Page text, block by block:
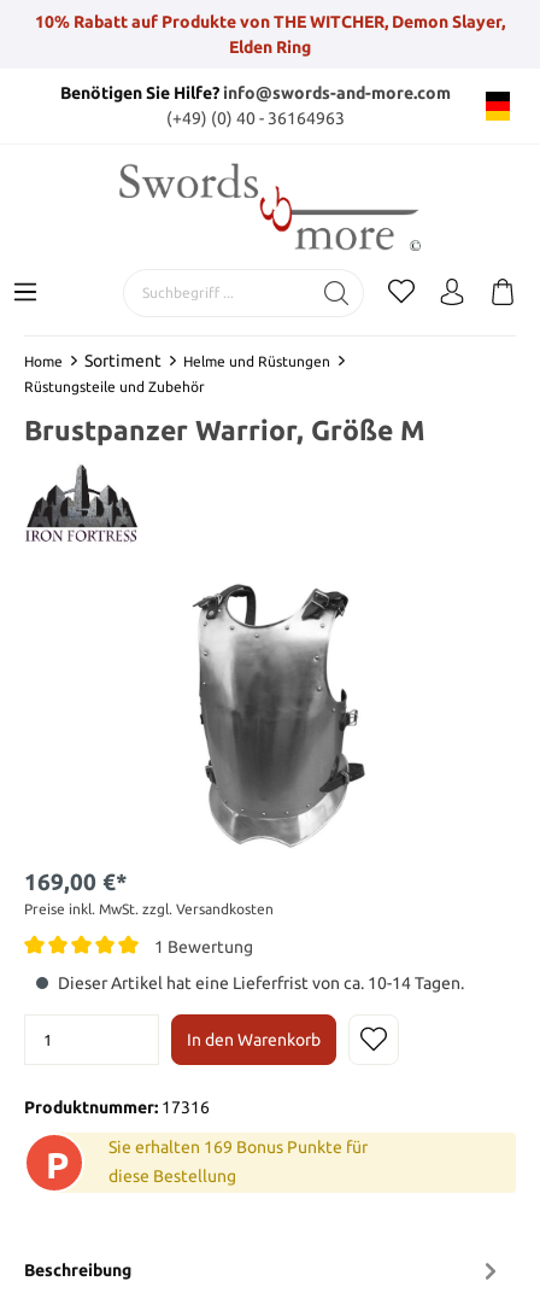
10% Rabatt auf Produkte von THE WITCHER, Demon Slayer,
Elden Ring
Benötigen Sie Hilfe?info@swords-and-more.com
(+49) (0) 40 - 36164963
Home Sortiment
Helme und Rüstungen
Rüstungsteile und Zubehör
Brustpanzer Warrior, Größe M
169,00 €*
Preise inkl. MwSt. zzgl. Versandkosten
1 Bewertung
Dieser Artikel hat eine Lieferfrist von ca. 10-14 Tagen.
In den Warenkorb
Produktnummer: 17316
P
Sie erhalten 169 Bonus Punkte für
diese Bestellung
Beschreibung